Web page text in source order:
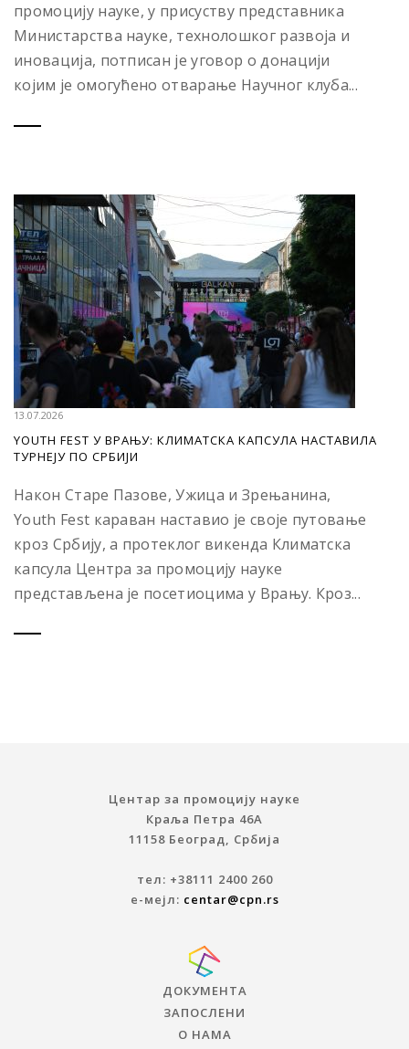
промоцију науке, у присуству представника
Министарства науке, технолошког развоја и
иновација, потписан је уговор о донацији
којим је омогућено отварање Научног клуба...
13.07.2026
YOUTH FEST У ВРАЊУ: КЛИМАТСКА КАПСУЛА НАСТАВИЛА
ТУРНЕЈУ ПО СРБИЈИ
Након Старе Пазове, Ужица и Зрењанина,
Youth Fest караван наставио је своје путовање
кроз Србију, а протеклог викенда Климатска
капсула Центра за промоцију науке
представљена је посетиоцима у Врању. Кроз...
Центар за промоцију науке
Краља Петра 46A
11158 Београд, Србија
тел: +38111 2400 260
е-мејл: centar@cpn.rs
ДОКУМЕНТА
ЗАПОСЛЕНИ
О НАМА